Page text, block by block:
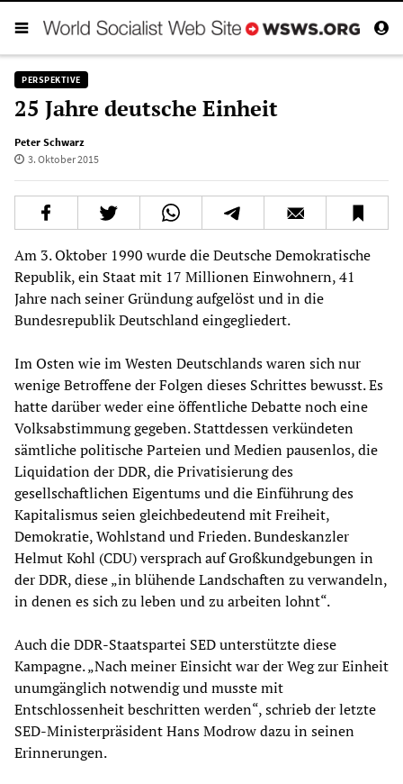
PERSPEKTIVE
25 Jahre deutsche Einheit
Peter Schwarz
3. Oktober 2015
Am 3. Oktober 1990 wurde die Deutsche Demokratische
Republik, ein Staat mit 17 Millionen Einwohnern, 41
Jahre nach seiner Gründung aufgelöst und in die
Bundesrepublik Deutschland eingegliedert.
Im Osten wie im Westen Deutschlands waren sich nur
wenige Betroffene der Folgen dieses Schrittes bewusst. Es
hatte darüber weder eine öffentliche Debatte noch eine
Volksabstimmung gegeben. Stattdessen verkündeten
sämtliche politische Parteien und Medien pausenlos, die
Liquidation der DDR, die Privatisierung des
gesellschaftlichen Eigentums und die Einführung des
Kapitalismus seien gleichbedeutend mit Freiheit,
Demokratie, Wohlstand und Frieden. Bundeskanzler
Helmut Kohl (CDU) versprach auf Großkundgebungen in
der DDR, diese „in blühende Landschaften zu verwandeln,
in denen es sich zu leben und zu arbeiten lohnt“.
Auch die DDR-Staatspartei SED unterstützte diese
Kampagne. „Nach meiner Einsicht war der Weg zur Einheit
unumgänglich notwendig und musste mit
Entschlossenheit beschritten werden“, schrieb der letzte
SED-Ministerpräsident Hans Modrow dazu in seinen
Erinnerungen.